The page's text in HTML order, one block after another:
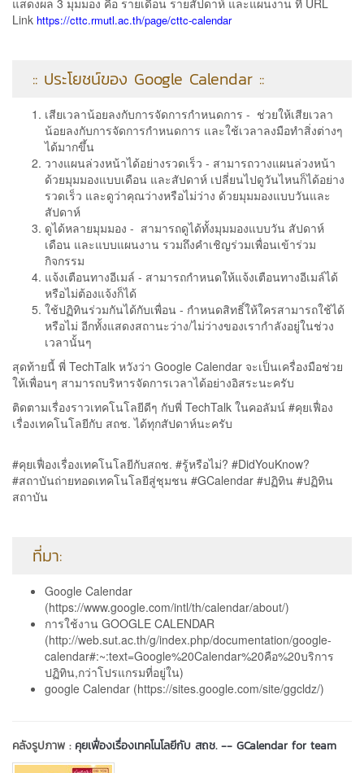
Link https://cttc.rmutl.ac.th/page/cttc-calendar
:: ประโยชน์ของ Google Calendar ::
เสียเวลาน้อยลงกับการจัดการกำหนดการ - ช่วยให้เสียเวลา
น้อยลงกับการจัดการกำหนดการ และใช้เวลาลงมือทำสิ่งต่างๆ
ได้มากขึ้น
วางแผนล่วงหน้าได้อย่างรวดเร็ว - สามารถวางแผนล่วงหน้า
ด้วยมุมมองแบบเดือน และสัปดาห์ เปลี่ยนไปดูวันไหนก็ได้อย่าง
รวดเร็ว และดูว่าคุณว่างหรือไม่ว่าง ด้วยมุมมองแบบวันและ
สัปดาห์
ดูได้หลายมุมมอง - สามารถดูได้ทั้งมุมมองแบบวัน สัปดาห์
เดือน และแบบแผนงาน รวมถึงคำเชิญร่วมเพื่อนเข้าร่วม
กิจกรรม
แจ้งเตือนทางอีเมล์ - สามารถกำหนดให้แจ้งเตือนทางอีเมล์ได้
หรือไม่ต้องแจ้งก็ได้
ใช้ปฏิทินร่วมกันได้กับเพื่อน - กำหนดสิทธิ์ให้ใครสามารถใช้ได้
หรือไม่ อีกทั้งแสดงสถานะว่าง/ไม่ว่างของเรากำลังอยู่ในช่วง
เวลานั้นๆ
สุดท้ายนี้ พี่ TechTalk หวังว่า Google Calendar จะเป็นเครื่องมือช่วย
ให้เพื่อนๆ สามารถบริหารจัดการเวลาได้อย่างอิสระนะครับ
ติดตามเรื่องราวเทคโนโลยีดีๆ กับพี่ TechTalk ในคอลัมน์ #คุยเฟื่อง
เรื่องเทคโนโลยีกับ สถช. ได้ทุกสัปดาห์นะครับ
#คุยเฟื่องเรื่องเทคโนโลยีกับสถช. #รู้หรือไม่? #DidYouKnow?
#สถาบันถ่ายทอดเทคโนโลยีสู่ชุมชน #GCalendar #ปฏิทิน #ปฏิทิน
สถาบัน
ที่มา:
Google Calendar
(https://www.google.com/intl/th/calendar/about/)
การใช้งาน GOOGLE CALENDAR
(http://web.sut.ac.th/g/index.php/documentation/google-
calendar#:~:text=Google%20Calendar%20คือ%20บริการ
ปฏิทิน,กว่าโปรแกรมที่อยู่ใน)
google Calendar (https://sites.google.com/site/ggcldz/)
คลังรูปภาพ : คุยเฟื่องเรื่องเทคโนโลยีกับ สถช. -- GCalendar for team